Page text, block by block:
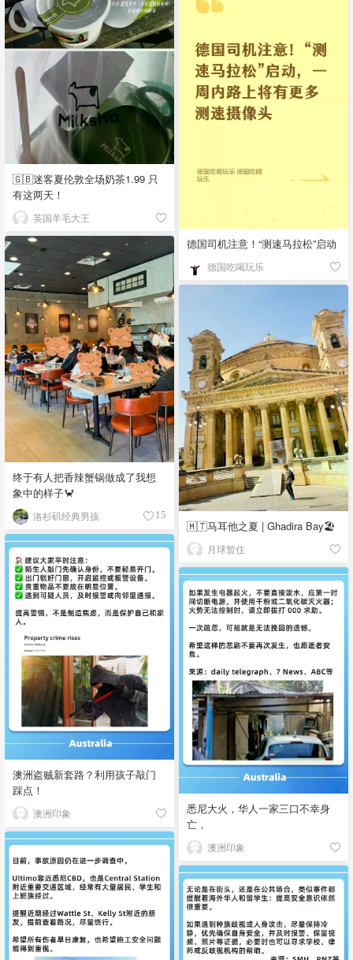
🇬🇧迷客夏伦敦全场奶茶1.99 只
有这两天！
英国羊毛大王
德国司机注意！“测速马拉松”启动
德国吃喝玩乐
终于有人把香辣蟹锅做成了我想
象中的样子🦀
洛杉矶经典男孩 15
🇲🇹马耳他之夏 | Ghadira Bay🏖️
月球暂住
澳洲盗贼新套路？利用孩子敲门
踩点！
澳洲印象
悉尼大火，华人一家三口不幸身
亡，
澳洲印象